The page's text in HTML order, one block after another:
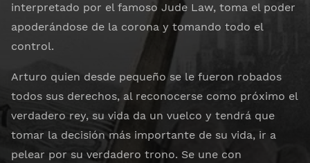
interpretado por el famoso Jude Law, toma el poder
apoderándose de la corona y tomando todo el
control.
Arturo quien desde pequeño se le fueron robados
todos sus derechos, al reconocerse como próximo el
verdadero rey, su vida da un vuelco y tendrá que
tomar la decisión más importante de su vida, ir a
pelear por su verdadero trono. Se une con